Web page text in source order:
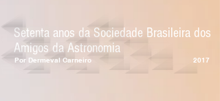
Setenta anos da Sociedade Brasileira dos
Amigos da Astronomia
Por Dermeval Carneiro 2017